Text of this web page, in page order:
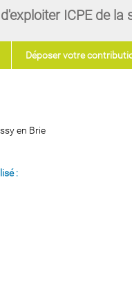
ICPE de
Déposer votre
en Brie
: